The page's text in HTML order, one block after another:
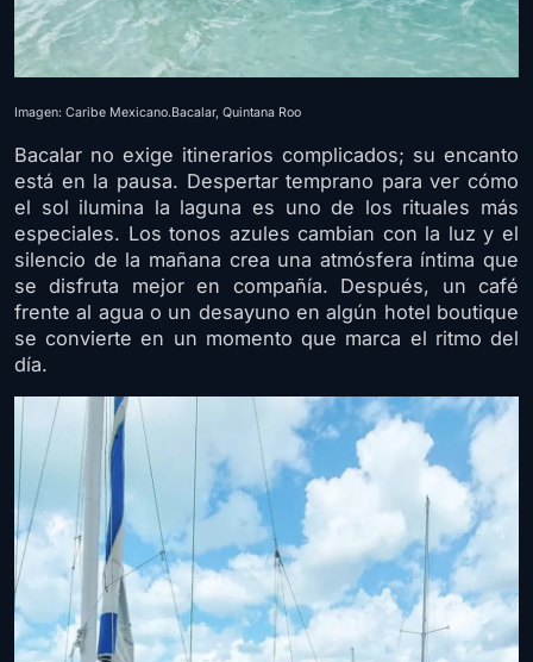
Imagen: Caribe Mexicano.Bacalar, Quintana Roo
Bacalar no exige itinerarios complicados; su encanto
está en la pausa. Despertar temprano para ver cómo
el sol ilumina la laguna es uno de los rituales más
especiales. Los tonos azules cambian con la luz y el
silencio de la mañana crea una atmósfera íntima que
se disfruta mejor en compañía. Después, un café
frente al agua o un desayuno en algún hotel boutique
se convierte en un momento que marca el ritmo del
día.